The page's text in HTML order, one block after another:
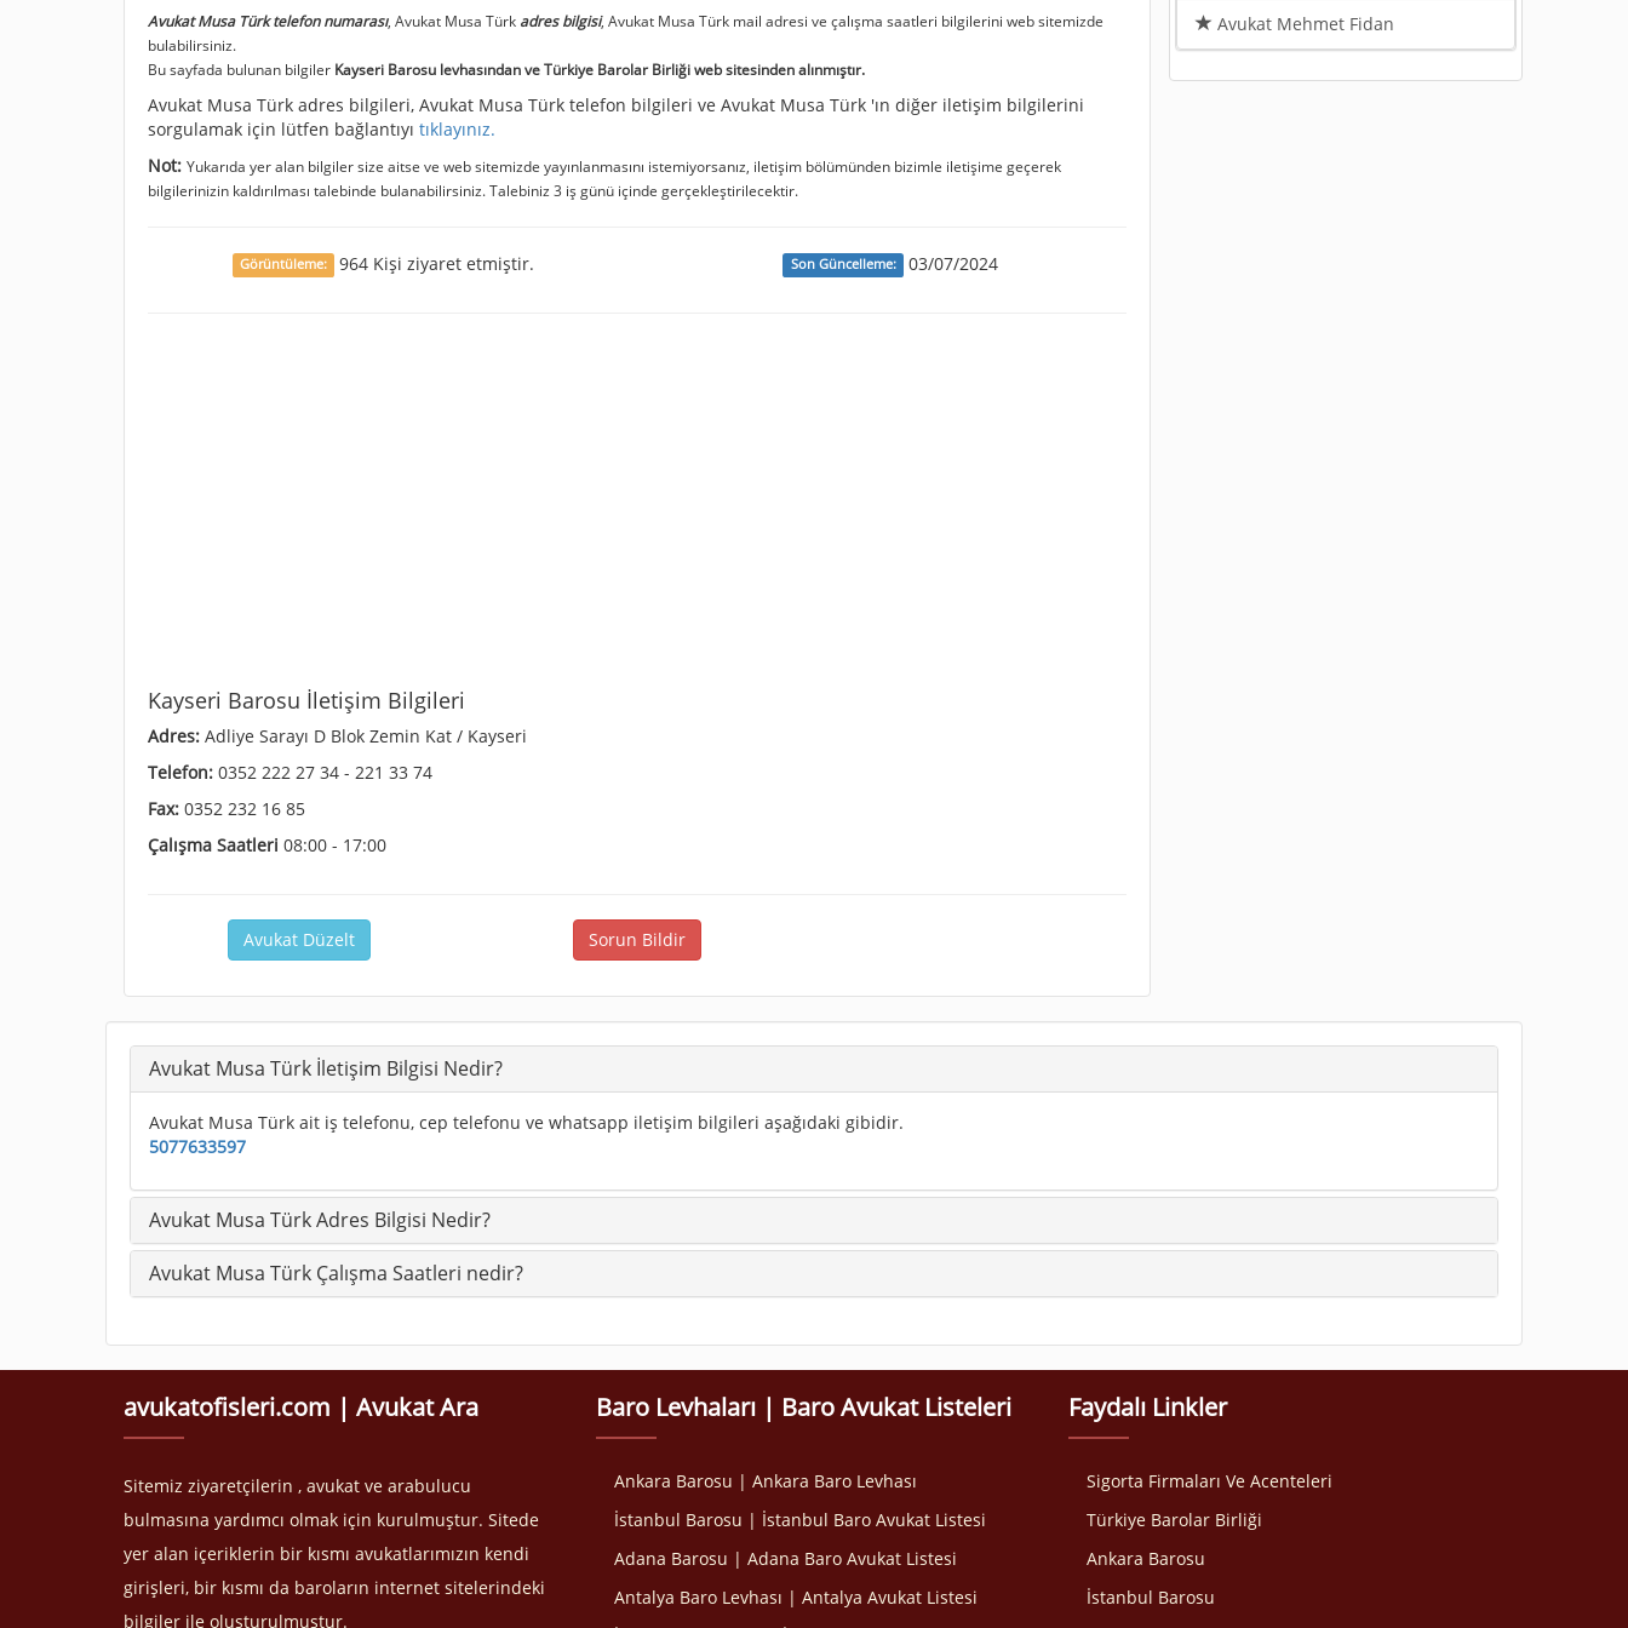
Avukat Musa Türk telefon numarası, Avukat Musa Türk adres bilgisi, Avukat Musa Türk mail adresi ve çalışma saatleri bilgilerini web sitemizde
bulabilirsiniz.
Bu sayfada bulunan bilgiler Kayseri Barosu levhasından ve Türkiye Barolar Birliği web sitesinden alınmıştır.
Avukat Musa Türk adres bilgileri, Avukat Musa Türk telefon bilgileri ve Avukat Musa Türk 'ın diğer iletişim bilgilerini
sorgulamak için lütfen bağlantıyı tıklayınız.
Not: Yukarıda yer alan bilgiler size aitse ve web sitemizde yayınlanmasını istemiyorsanız, iletişim bölümünden bizimle iletişime geçerek
bilgilerinizin kaldırılması talebinde bulanabilirsiniz. Talebiniz 3 iş günü içinde gerçekleştirilecektir.
Görüntüleme: 964 Kişi ziyaret etmiştir. Son Güncelleme: 03/07/2024
Kayseri Barosu İletişim Bilgileri
Adres: Adliye Sarayı D Blok Zemin Kat / Kayseri
Telefon: 0352 222 27 34 - 221 33 74
Fax: 0352 232 16 85
Çalışma Saatleri 08:00 - 17:00
Avukat Düzelt Sorun Bildir
Avukat Mehmet Fidan
Avukat Musa Türk İletişim Bilgisi Nedir?
Avukat Musa Türk ait iş telefonu, cep telefonu ve whatsapp iletişim bilgileri aşağıdaki gibidir.
5077633597
Avukat Musa Türk Adres Bilgisi Nedir?
Avukat Musa Türk Çalışma Saatleri nedir?
avukatofisleri.com | Avukat Ara
Sitemiz ziyaretçilerin , avukat ve arabulucu
bulmasına yardımcı olmak için kurulmuştur. Sitede
yer alan içeriklerin bir kısmı avukatlarımızın kendi
girişleri, bir kısmı da baroların internet sitelerindeki
bilgiler ile oluşturulmuştur.
Baro Levhaları | Baro Avukat Listeleri
Ankara Barosu | Ankara Baro Levhası
İstanbul Barosu | İstanbul Baro Avukat Listesi
Adana Barosu | Adana Baro Avukat Listesi
Antalya Baro Levhası | Antalya Avukat Listesi
Faydalı Linkler
Sigorta Firmaları Ve Acenteleri
Türkiye Barolar Birliği
Ankara Barosu
İstanbul Barosu